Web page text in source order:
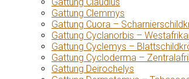
Gattung Clemmys
Gattung Cuora –
Gattung Cyclanorbis –
Gattung Cyclemys –
Gattung Cycloderma –
Gattung Deirochelys